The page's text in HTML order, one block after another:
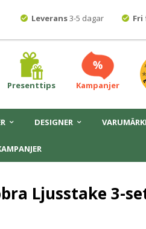
Leverans3-5 dagar
Presenttips Kampanjer
DESIGNER
Ljusstake 3-